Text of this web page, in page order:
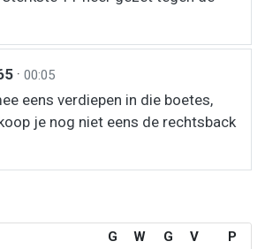
· 00:05
eens verdiepen in die boetes,
je nog niet eens de rechtsback
G W G V
P